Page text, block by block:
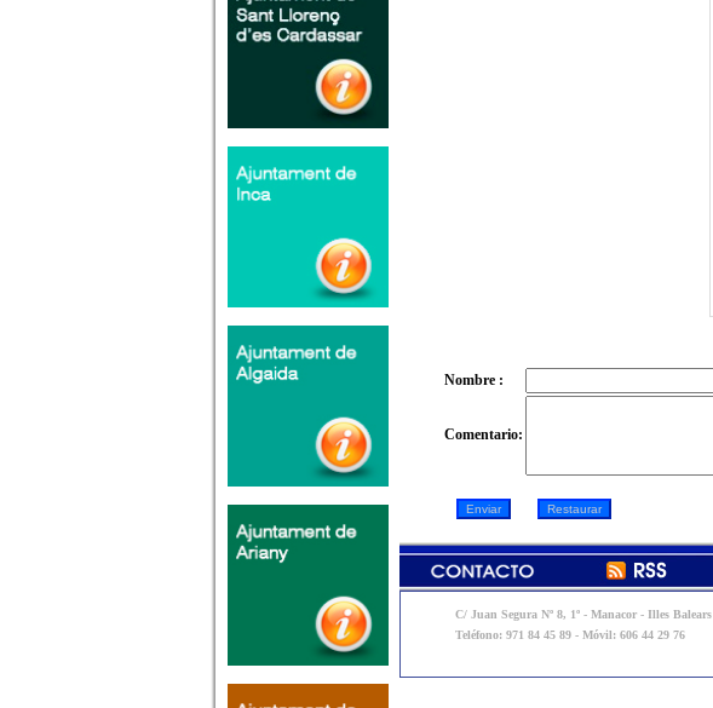
Nombre :
Comentario:
C/ Juan Segura Nº 8, 1º - Manacor - Illes Balears
Teléfono: 971 84 45 89 - Móvil: 606 44 29 76